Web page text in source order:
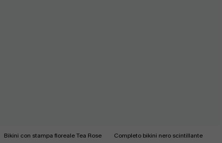
Bikini con stampa floreale Tea Rose Completo bikini nero scintillante